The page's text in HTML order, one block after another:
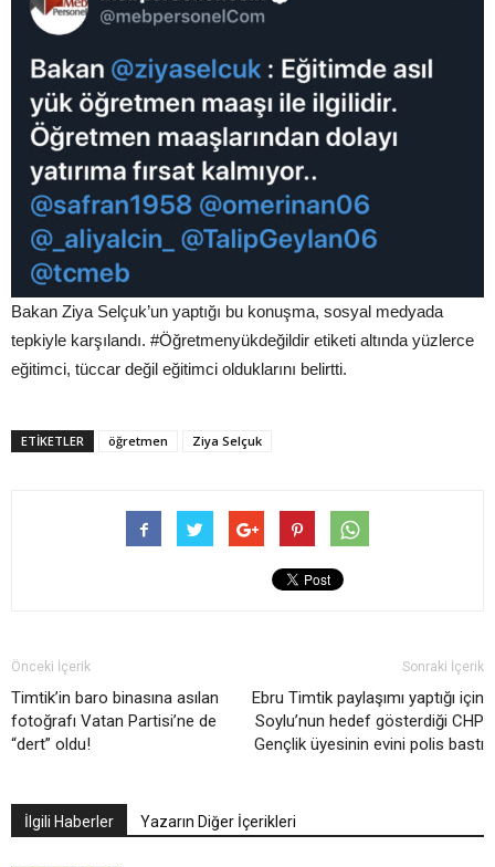
Bakan Ziya Selçuk’un yaptığı bu konuşma, sosyal medyada
tepkiyle karşılandı. #Öğretmenyükdeğildir etiketi altında yüzlerce
eğitimci, tüccar değil eğitimci olduklarını belirtti.
ETIKETLER öğretmen Ziya Selçuk
Önceki İçerik
Timtik’in baro binasına asılan
fotoğrafı Vatan Partisi’ne de
“dert” oldu!
Sonraki İçerik
Ebru Timtik paylaşımı yaptığı için
Soylu’nun hedef gösterdiği CHP
Gençlik üyesinin evini polis bastı
İlgili Haberler Yazarın Diğer İçerikleri